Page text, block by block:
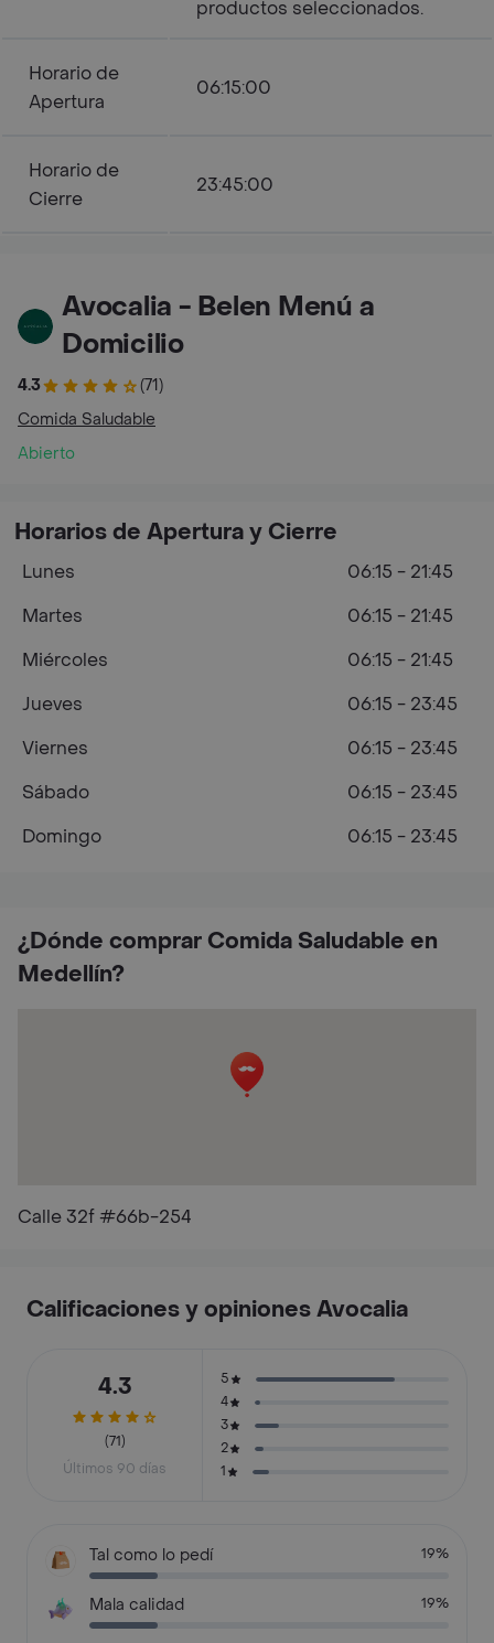
productos seleccionados.
Horario de
Apertura
06:15:00
Horario de
Cierre
23:45:00
Avocalia - Belen Menú a
Domicilio
4.3
(71)
Comida Saludable
Abierto
¿Dónde comprar Comida Saludable en
Medellín?
Calle 32f #66b-254
Horarios de Apertura y Cierre
Lunes
06:15 - 21:45
Martes
06:15 - 21:45
Miércoles
06:15 - 21:45
Jueves
06:15 - 23:45
Viernes
06:15 - 23:45
Sábado
06:15 - 23:45
Domingo
06:15 - 23:45
Calificaciones y opiniones Avocalia
4.3
(71)
Últimos 90 días
5
4
3
2
1
Tal como lo pedí 19%
Mala calidad 19%